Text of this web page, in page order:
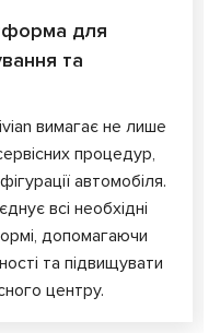
для
та
вимагає не лише
процедур,
автомобіля.
всі необхідні
допомагаючи
та підвищувати
центру.